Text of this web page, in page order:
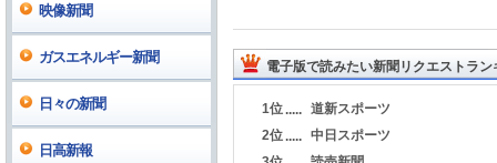
映像新聞
ガスエネルギー新聞
日々の新聞
日高新報
電子版で読みたい新聞リクエストラン
1位..... 道新スポーツ
2位..... 中日スポーツ